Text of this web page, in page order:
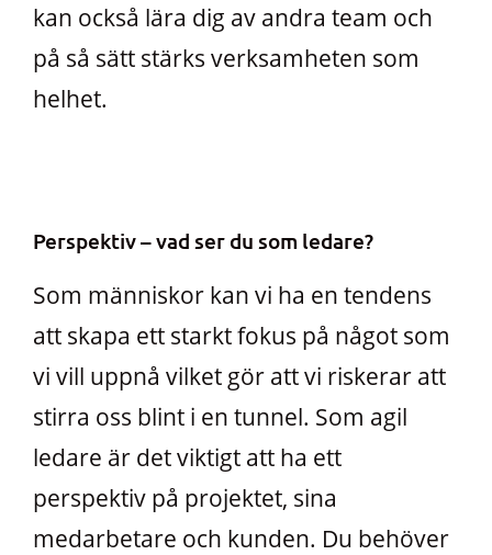
kan också lära dig av andra team och
på så sätt stärks verksamheten som
helhet.
Perspektiv – vad ser du som ledare?
Som människor kan vi ha en tendens
att skapa ett starkt fokus på något som
vi vill uppnå vilket gör att vi riskerar att
stirra oss blint i en tunnel. Som agil
ledare är det viktigt att ha ett
perspektiv på projektet, sina
medarbetare och kunden. Du behöver